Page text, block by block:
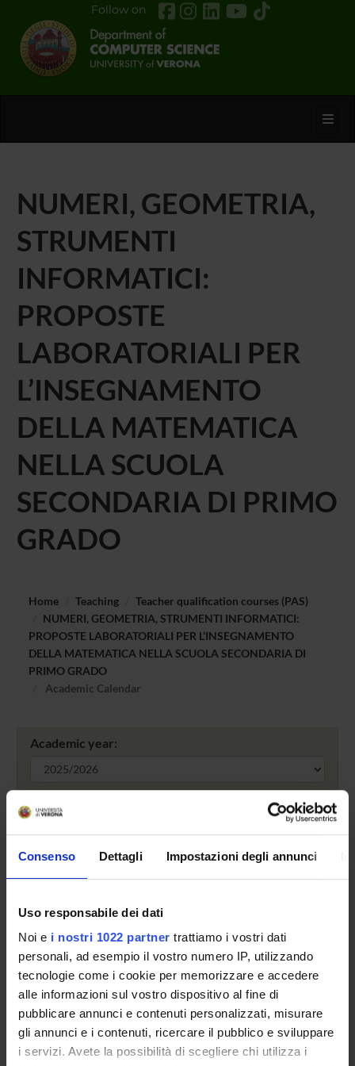
Consenso Dettagli Impostazioni degli annunci
Uso responsabile dei dati
Noi e i nostri 1022 partner trattiamo i vostri dati
personali, ad esempio il vostro numero IP, utilizzando
tecnologie come i cookie per memorizzare e accedere
alle informazioni sul vostro dispositivo al fine di
pubblicare annunci e contenuti personalizzati, misurare
gli annunci e i contenuti, ricercare il pubblico e sviluppare
i servizi. Avete la possibilità di scegliere chi utilizza i
Follow on
NUMERI, GEOMETRIA,
STRUMENTI
INFORMATICI:
PROPOSTE
LABORATORIALI PER
L’INSEGNAMENTO
DELLA MATEMATICA
NELLA SCUOLA
SECONDARIA DI PRIMO
GRADO
Home Teaching
Teacher qualification courses (PAS)
NUMERI, GEOMETRIA, STRUMENTI INFORMATICI:
PROPOSTE LABORATORIALI PER L’INSEGNAMENTO
DELLA MATEMATICA NELLA SCUOLA SECONDARIA DI
PRIMO GRADO
Academic Calendar
Academic year:
For the year 2025/2026 a didactic calendar has still not
Overview
Enrolment Policy
Courses
Academic Calendar
Lesson timetable